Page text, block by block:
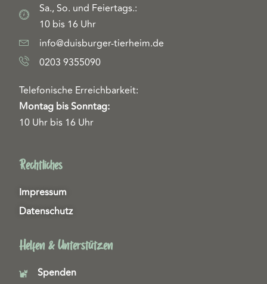
Sa., So. und Feiertags.:
10 bis 16 Uhr
info@duisburger-tierheim.de
0203 9355090
Telefonische Erreichbarkeit:
Montag bis Sonntag:
10 Uhr bis 16 Uhr
Rechtliches
Impressum
Datenschutz
Helfen & Unterstützen
Spenden